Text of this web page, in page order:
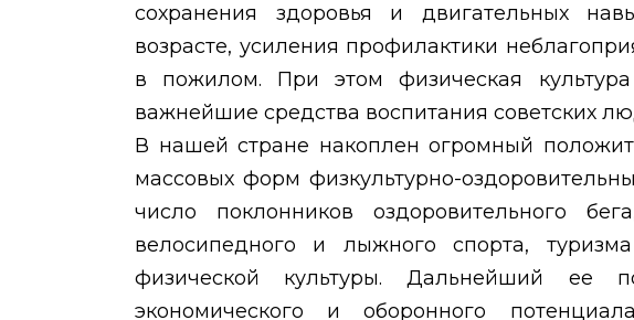
сохранения здоровья и двигательных
возрасте, усиления профилактики
в пожилом. При этом физическая
важнейшие средства воспитания советских
В нашей стране накоплен огромный
массовых форм физкультурно-
число поклонников оздоровительного
велосипедного и лыжного спорта,
физической культуры. Дальнейший ее
экономического и оборонного